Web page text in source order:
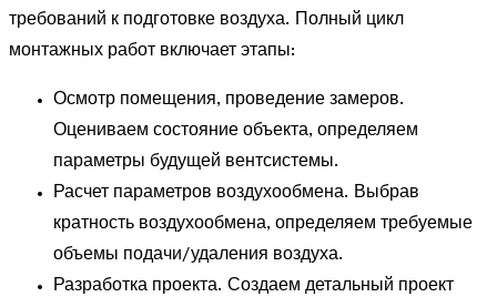
требований к подготовке воздуха. Полный цикл
монтажных работ включает этапы:
Осмотр помещения, проведение замеров.
Оцениваем состояние объекта, определяем
параметры будущей вентсистемы.
Расчет параметров воздухообмена. Выбрав
кратность воздухообмена, определяем требуемые
объемы подачи/удаления воздуха.
Разработка проекта. Создаем детальный проект